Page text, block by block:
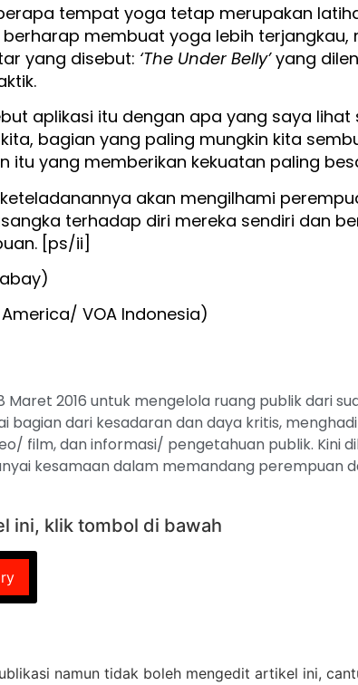
tempat yoga tetap merupakan
berharap membuat yoga lebih
yang disebut: ‘The Under Belly’yang
aplikasi itu dengan apa yang saya
bagian yang paling mungkin kita
itu yang memberikan kekuatan paling
akan mengilhami
terhadap diri mereka sendiri dan
[ps/ii]
VOA Indonesia)
Maret 2016 untuk mengelola ruang publik dari
bagian dari kesadaran dan daya kritis,
film, dan informasi/ pengetahuan publik. Kini
kesamaan dalam memandang perempuan
ini, klik tombol di bawah
namun tidak boleh mengedit artikel ini,